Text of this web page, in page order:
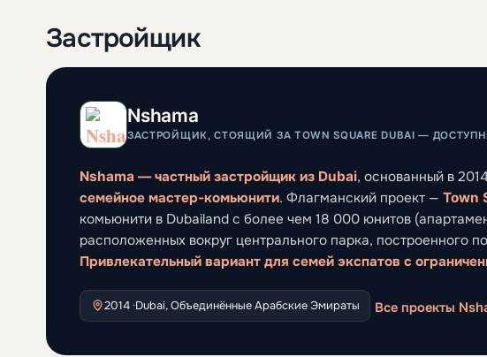
Застройщик
Nshama
ЗАСТРОЙЩИК, СТОЯЩИЙ ЗА TOWN SQUARE DUBAI —
Nshama — частный застройщик из Dubai, основанный в
семейное мастер-комьюнити. Флагманский проект — Town
комьюнити в Dubailand с более чем 18 000 юнитов
расположенных вокруг центрального парка, построенного
Привлекательный вариант для семей экспатов с
2014 ·Dubai, Объединённые Арабские Эмираты Все проекты